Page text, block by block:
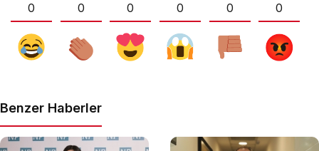
0 0 0 0 0 0
Benzer Haberler